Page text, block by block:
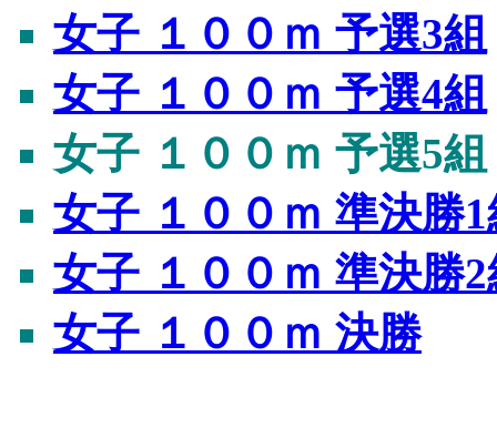
女子 １００ｍ 予選3組
女子 １００ｍ 予選4組
女子 １００ｍ 予選5組
女子 １００ｍ 準決勝1
女子 １００ｍ 準決勝2
女子 １００ｍ 決勝